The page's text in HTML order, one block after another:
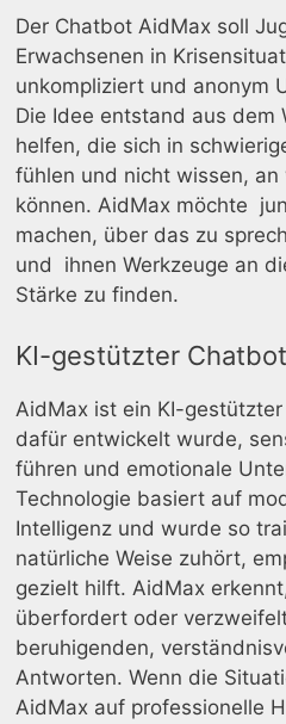
Der Chatbot AidMax soll
Erwachsenen in
unkompliziert und anonym
Die Idee entstand aus dem
helfen, die sich in
fühlen und nicht wissen,
können. AidMax möchte
machen, über das zu
und ihnen Werkzeuge an
Stärke zu finden.
KI-gestützter Chatbot
AidMax ist ein KI-
dafür entwickelt wurde,
führen und emotionale
Technologie basiert auf
Intelligenz und wurde so
natürliche Weise zuhört,
gezielt hilft. AidMax
überfordert oder
beruhigenden,
Antworten. Wenn die
AidMax auf professionelle